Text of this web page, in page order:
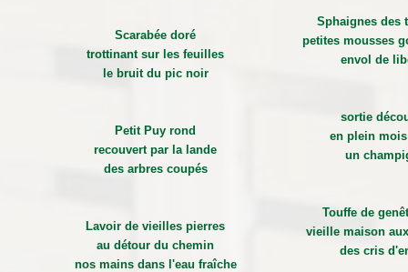
Scarabée doré
trottinant sur les feuilles
le bruit du pic noir
Petit Puy rond
recouvert par la lande
des arbres coupés
Lavoir de vieilles pierres
au détour du chemin
nos mains dans l'eau fraîche
Sphaignes des
petites mousses
envol de
sortie
en plein
un
Touffe de
vieille maison
des cris